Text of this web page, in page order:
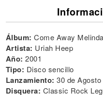
Álbum: Come Away Melinda
Artista: Uriah Heep
Año: 2001
Tipo: Disco sencillo
Lanzamiento: 30 de Agosto
Disquera: Classic Rock